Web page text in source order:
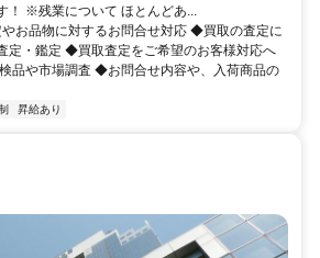
インセンティブ
） ◆通勤交通費全額支給 ◆超過分残業代全額
！ ※残業について ほとんどあ...
お品物に対するお問合せ対応 ◆買取の査定に
定・鑑定 ◆買取査定をご希望のお客様対応へ
品や市場調査 ◆お問合せ内容や、入荷商品の
昇給あり